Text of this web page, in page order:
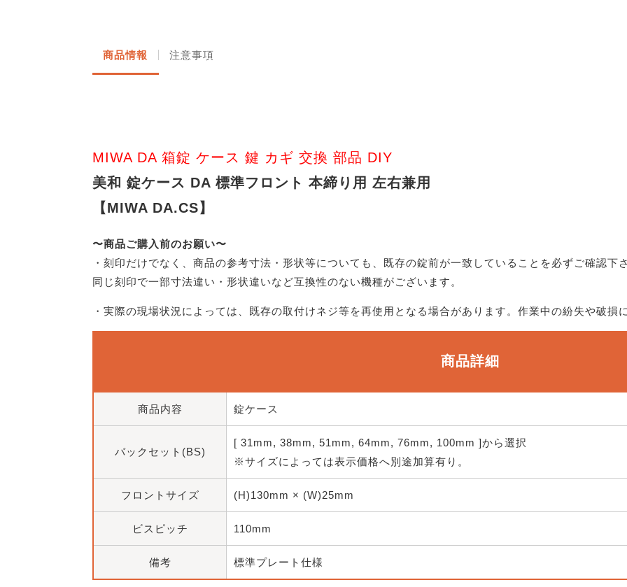
商品情報 注意事項
MIWA DA 箱錠 ケース 鍵 カギ 交換 部品 DIY
美和 錠ケース DA 標準フロント 本締り用 左右兼用
【MIWA DA.CS】
〜商品ご購入前のお願い〜
・刻印だけでなく、商品の参考寸法・形状等についても、既存の錠前が一致していることを必ずご確認下さ
同じ刻印で一部寸法違い・形状違いなど互換性のない機種がございます。
・実際の現場状況によっては、既存の取付けネジ等を再使用となる場合があります。作業中の紛失や破損
商品詳細
商品内容 錠ケース
バックセット(BS)
[ 31mm, 38mm, 51mm, 64mm, 76mm, 100mm ]から選択
※サイズによっては表示価格へ別途加算有り。
フロントサイズ (H)130mm × (W)25mm
ビスピッチ 110mm
備考 標準プレート仕様